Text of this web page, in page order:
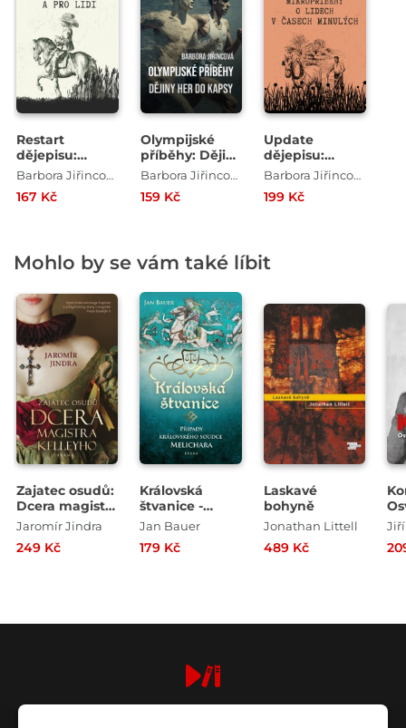
Restart
dějepisu:
Dějiny o lidechBarbora Jiřincová
167 Kč
Olympijské
příběhy: Dějiny
her do kapsy Barbora Jiřincová
159 Kč
Update
dějepisu:
Mikropříběhy o
minulých
Barbora Jiřincová
199 Kč
Mohlo by se vám také líbit
Zajatec osudů:
Dcera magistra
Kelleyho
Jaromír Jindra
249 Kč
Královská
štvanice -
Případy
soudce
Jan Bauer
179 Kč
Laskavé
bohyně
Jonathan Littell
489 Kč